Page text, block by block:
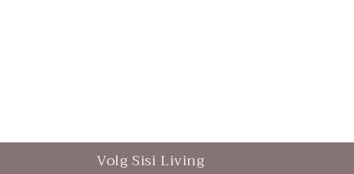
Volg Sisi Living